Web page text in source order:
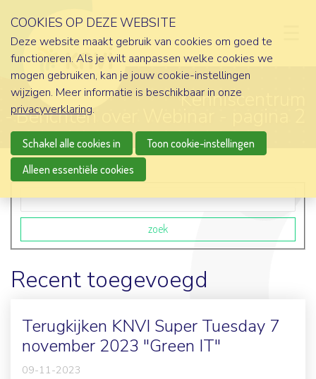
Kenniscentrum
Berichten over Webinar - pagina 2
Zoekveld
zoek
Recent toegevoegd
Terugkijken KNVI Super Tuesday 7
november 2023 "Green IT"
09-11-2023
COOKIES OP DEZE WEBSITE
Deze website maakt gebruik van cookies om goed te
functioneren. Als je wilt aanpassen welke cookies we
mogen gebruiken, kan je jouw cookie-instellingen
wijzigen. Meer informatie is beschikbaar in onze
privacyverklaring.
Schakel alle cookies in
Toon cookie-instellingen
Alleen essentiële cookies